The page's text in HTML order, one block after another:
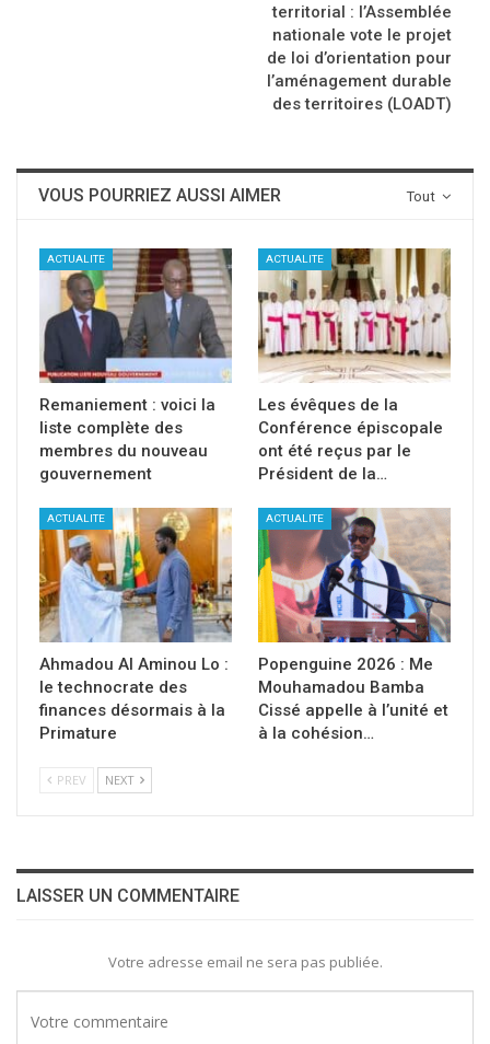
territorial : l’Assemblée
nationale vote le projet
de loi d’orientation pour
l’aménagement durable
des territoires (LOADT)
Tout
VOUS POURRIEZ AUSSI AIMER
ACTUALITE
Remaniement : voici la
liste complète des
membres du nouveau
gouvernement
ACTUALITE
Les évêques de la
Conférence épiscopale
ont été reçus par le
Président de la…
ACTUALITE
Ahmadou Al Aminou Lo :
le technocrate des
finances désormais à la
Primature
ACTUALITE
Popenguine 2026 : Me
Mouhamadou Bamba
Cissé appelle à l’unité et
à la cohésion…
PREV NEXT
LAISSER UN COMMENTAIRE
Votre adresse email ne sera pas publiée.